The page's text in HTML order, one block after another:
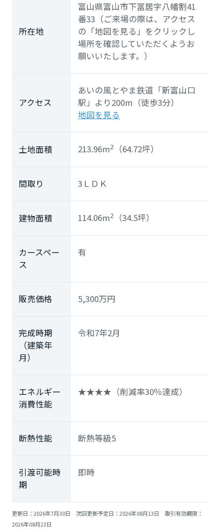
所在地
富山県富山市下冨居字八幡割41
番33（ご来場の際は、アクセス
の「地図を見る」をクリックし
場所を確認していただくようお
願いいたします。）
アクセス
あいの風とやま鉄道「新富山口
駅」より200m（徒歩3分）
地図を見る
土地面積 213.96m2 （64.72坪）
間取り 3ＬＤＫ
建物面積 114.06m2 （34.5坪）
カースペー
ス
有
販売価格 5,300万円
完成時期
（建築年
月）
令和7年2月
エネルギー
消費性能
★★★★（削減率30％達成）
断熱性能 断熱等級5
引渡可能時
期
即時
更新日：2026年7月30日 次回更新予定日：2026年08月13日 取引有効期限：
2026年08月23日